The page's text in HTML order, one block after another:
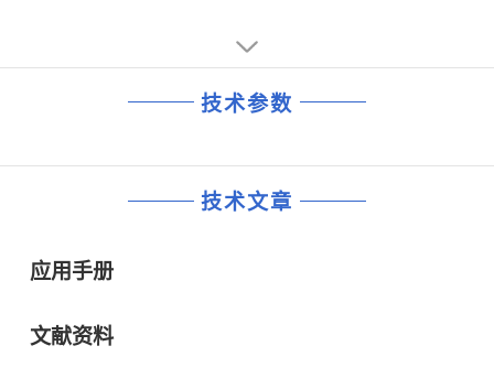
技术参数
技术文章
应用手册
文献资料